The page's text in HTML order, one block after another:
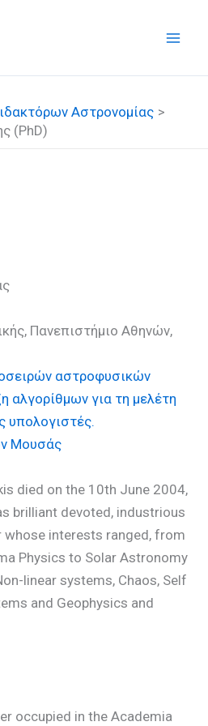
Αστρονομίας
(PhD)
Πανεπιστήμιο Αθηνών,
αστροφυσικών
αλγορίθμων για τη μελέτη
υπολογιστές.
Μουσάς
died on the 10th June 2004,
brilliant devoted, industrious
whose interests ranged, from
Physics to Solar Astronomy
linear systems, Chaos, Self
and Geophysics and
occupied in the Academia